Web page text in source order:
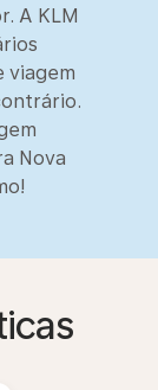
A KLM
viagem
Nova